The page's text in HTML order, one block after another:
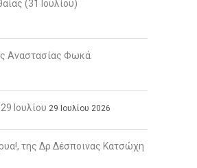
(31 Ιουλίου)
Αναστασίας Φωκά
Ιουλίου 29 Ιουλίου 2026
της Δρ Δέσποινας Κατσώχη